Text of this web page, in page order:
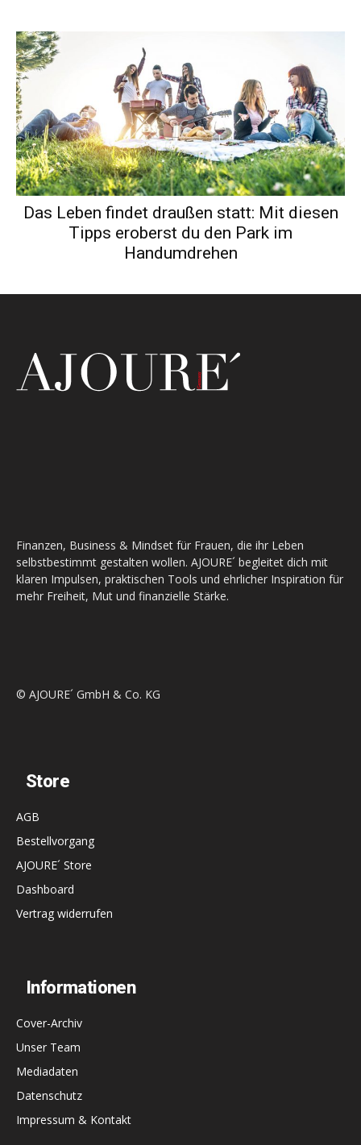
Das Leben findet draußen statt: Mit diesen
Tipps eroberst du den Park im
Handumdrehen
Finanzen, Business & Mindset für Frauen, die ihr Leben
selbstbestimmt gestalten wollen. AJOURE´ begleitet dich mit
klaren Impulsen, praktischen Tools und ehrlicher Inspiration für
mehr Freiheit, Mut und finanzielle Stärke.
© AJOURE´ GmbH & Co. KG
Store
AGB
Bestellvorgang
AJOURE´ Store
Dashboard
Vertrag widerrufen
Informationen
Cover-Archiv
Unser Team
Mediadaten
Datenschutz
Impressum & Kontakt